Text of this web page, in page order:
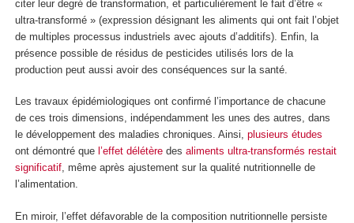
citer leur degré de transformation, et particulièrement le fait d’être «
ultra-transformé » (expression désignant les aliments qui ont fait l’objet
de multiples processus industriels avec ajouts d’additifs). Enfin, la
présence possible de résidus de pesticides utilisés lors de la
production peut aussi avoir des conséquences sur la santé.
Les travaux épidémiologiques ont confirmé l’importance de chacune
de ces trois dimensions, indépendamment les unes des autres, dans
le développement des maladies chroniques. Ainsi, plusieurs études
ont démontré que l’effet délétère des aliments ultra-transformés restait
significatif, même après ajustement sur la qualité nutritionnelle de
l’alimentation.
En miroir, l’effet défavorable de la composition nutritionnelle persiste